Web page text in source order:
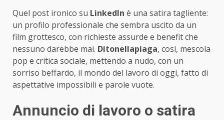
Quel post ironico su LinkedIn è una satira tagliente:
un profilo professionale che sembra uscito da un
film grottesco, con richieste assurde e benefit che
nessuno darebbe mai. Ditonellapiaga, così, mescola
pop e critica sociale, mettendo a nudo, con un
sorriso beffardo, il mondo del lavoro di oggi, fatto di
aspettative impossibili e parole vuote.
Annuncio di lavoro o satira